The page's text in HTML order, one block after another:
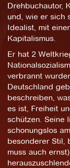
Drehbuchautor,
und, wie er sich
Idealist, mit
Kapitalismus.
Er hat 2
verbrannt
Deutschland
beschreiben,
es ist, Freiheit
schützen. Seine
schonungslos
besonderer Stil,
muss auch